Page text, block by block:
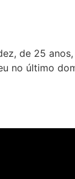
de 25
no último